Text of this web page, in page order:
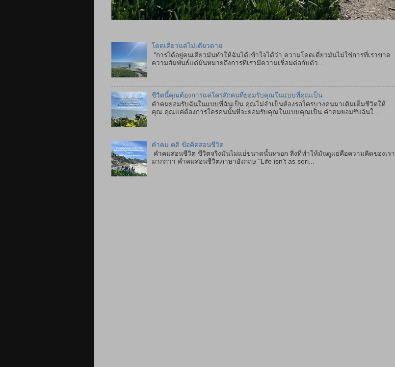
โดดเดี่ยวแต่ไม่เดียวดาย
"การได้อยู่คนเดียวมันทำให้ฉันได้เข้าใจได้ว่า ความโดดเดี่ยวมันไม่ใช่การที่เราขาด
ความสัมพันธ์แต่มันหมายถึงการที่เรามีความเชื่อมต่อกับตัว...
ชีวิตนี้คุณต้องการแค่ใครสักคนที่ยอมรับคุณในแบบที่คุณเป็น
คำคมยอมรับฉันในแบบที่ฉันเป็น คุณไม่จำเป็นต้องรอใครบางคนมาเติมเต็มชีวิตให้
คุณ คุณแค่ต้องการใครคนนั้นที่จะยอมรับคุณในแบบคุณเป็น คำคมยอมรับฉันใ...
คำคม คติ ข้อคิดสอนชีวิต
คำคมสอนชีวิต ชีวิตจริงมันไม่แย่ขนาดนั้นหรอก สิ่งที่ทำให้มันดูแย่คือความคิดของเรา
มากกว่า คำคมสอนชีวิตภาษาอังกฤษ "Life isn't as seri...